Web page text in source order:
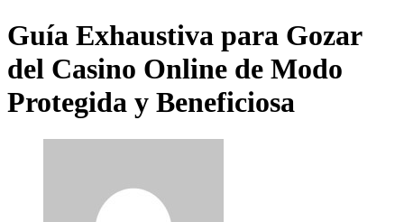
Guía Exhaustiva para Gozar
del Casino Online de Modo
Protegida y Beneficiosa